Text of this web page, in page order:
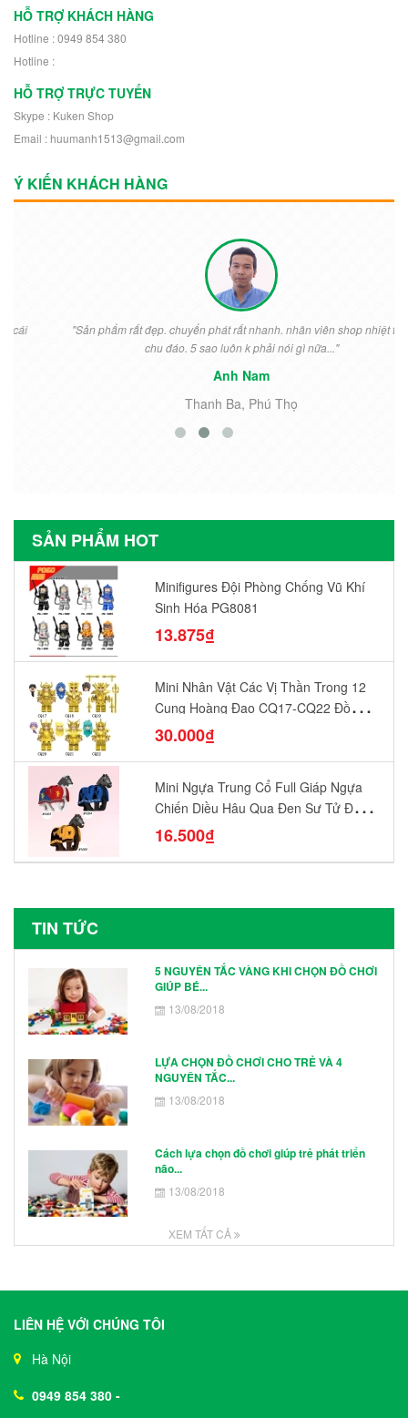
HỖ TRỢ KHÁCH HÀNG
Hotline : 0949 854 380
Hotline :
HỖ TRỢ TRỰC TUYẾN
Skype : Kuken Shop
Email : huumanh1513@gmail.com
Ý KIẾN KHÁCH HÀNG
"Sản phẩm rất đẹp. chuyển phát rất nhanh. nhân viên shop nhiệt tình
chu đáo. 5 sao luôn k phải nói gì nữa..."
Anh Nam
Thanh Ba, Phú Thọ
SẢN PHẨM HOT
Minifigures Đội Phòng Chống Vũ Khí
Sinh Hóa PG8081
13.875₫
Mini Nhân Vật Các Vị Thần Trong 12
Cung Hoàng Đạo CQ17-CQ22 Đồ
Chơi Lắp Ráp Mô Hình Yêu Thích
30.000₫
Mini Ngựa Trung Cổ Full Giáp Ngựa
Chiến Diều Hâu Quạ Đen Sư Tử Đỏ
N1003 - N1005 Đồ Chơi Lắp Ráp Mô
16.500₫
TIN TỨC
5 NGUYÊN TẮC VÀNG KHI CHỌN ĐỒ CHƠI
GIÚP BÉ...
13/08/2018
LỰA CHỌN ĐỒ CHƠI CHO TRẺ VÀ 4
NGUYÊN TẮC...
13/08/2018
Cách lựa chọn đồ chơi giúp trẻ phát triển
não...
13/08/2018
XEM TẤT CẢ
LIÊN HỆ VỚI CHÚNG TÔI
Hà Nội
0949 854 380 -